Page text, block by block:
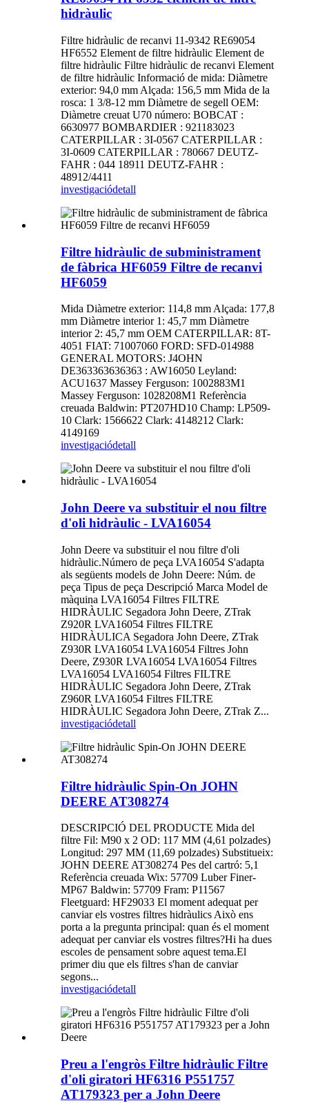
hidràulic
Filtre hidràulic de recanvi 11-9342 RE69054
HF6552 Element de filtre hidràulic Element de
filtre hidràulic Filtre hidràulic de recanvi Element
de filtre hidràulic Informació de mida: Diàmetre
exterior: 94,0 mm Alçada: 156,5 mm Mida de la
rosca: 1 3/8-12 mm Diàmetre de segell OEM:
Diàmetre creuat U70 número: BOBCAT :
6630977 BOMBARDIER : 921183023
CATERPILLAR : 3I-0567 CATERPILLAR :
3I-0609 CATERPILLAR : 780667 DEUTZ-
FAHR : 044 18911 DEUTZ-FAHR :
48912/4411
investigaciódetall
Filtre hidràulic de subministrament
de fàbrica HF6059 Filtre de recanvi
HF6059
Mida Diàmetre exterior: 114,8 mm Alçada: 177,8
mm Diàmetre interior 1: 45,7 mm Diàmetre
interior 2: 45,7 mm OEM CATERPILLAR: 8T-
4051 FIAT: 71007060 FORD: SFD-014988
GENERAL MOTORS: J4OHN
DE363363636363 : AW16050 Leyland:
ACU1637 Massey Ferguson: 1002883M1
Massey Ferguson: 1028208M1 Referència
creuada Baldwin: PT207HD10 Champ: LP509-
10 Clark: 1566622 Clark: 4148212 Clark:
4149169
investigaciódetall
John Deere va substituir el nou filtre
d'oli hidràulic - LVA16054
John Deere va substituir el nou filtre d'oli
hidràulic.Número de peça LVA16054 S'adapta
als següents models de John Deere: Núm. de
peça Tipus de peça Descripció Marca Model de
màquina LVA16054 Filtres FILTRE
HIDRÀULIC Segadora John Deere, ZTrak
Z920R LVA16054 Filtres FILTRE
HIDRÀULICA Segadora John Deere, ZTrak
Z930R LVA16054 LVA16054 Filtres John
Deere, Z930R LVA16054 LVA16054 Filtres
LVA16054 LVA16054 Filtres FILTRE
HIDRÀULIC Segadora John Deere, ZTrak
Z960R LVA16054 Filtres FILTRE
HIDRÀULIC Segadora John Deere, ZTrak Z...
investigaciódetall
Filtre hidràulic Spin-On JOHN
DEERE AT308274
DESCRIPCIÓ DEL PRODUCTE Mida del
filtre Fil: M90 x 2 OD: 117 MM (4,61 polzades)
Longitud: 297 MM (11,69 polzades) Substitueix:
JOHN DEERE AT308274 Pes del cartró: 5,1
Referència creuada Wix: 57709 Luber Finer-
MP67 Baldwin: 57709 Fram: P11567
Fleetguard: HF29033 El moment adequat per
canviar els vostres filtres hidràulics Això ens
porta a la pregunta principal: quan és el moment
adequat per canviar els vostres filtres?Hi ha dues
escoles de pensament sobre aquest tema.El
primer diu que els filtres s'han de canviar
segons...
investigaciódetall
Preu a l'engròs Filtre hidràulic Filtre
d'oli giratori HF6316 P551757
AT179323 per a John Deere